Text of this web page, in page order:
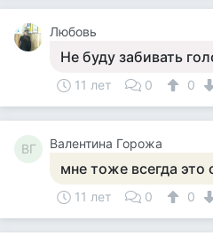
Любовь
Не буду забивать
11 лет 0 0
ВГ Валентина Горожа
мне тоже всегда
11 лет 0 0